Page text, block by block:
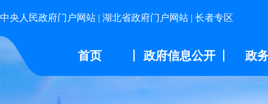
中央人民政府门户网站 | 湖北省政府门户网站 | 长者专区
首页 政府信息公开 政